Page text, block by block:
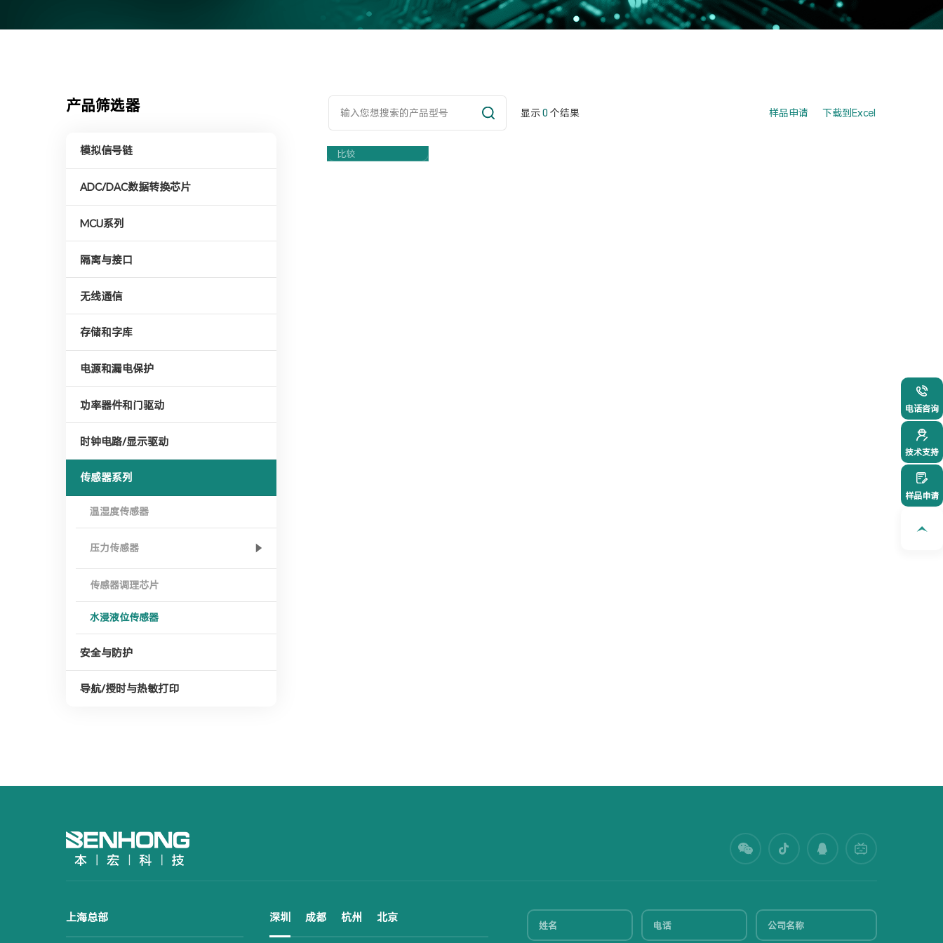
产品筛选器
模拟信号链
ADC/DAC数据转换芯片
MCU系列
隔离与接口
无线通信
存储和字库
电源和漏电保护
功率器件和门驱动
时钟电路/显示驱动
传感器系列
温湿度传感器
压力传感器
传感器调理芯片
水浸液位传感器
安全与防护
导航/授时与热敏打印
显示0 个结果 样品申请 下载到Excel
Part Number
比较
上海总部 深圳 成都 杭州 北京
电话咨询
021-
技术支持
样品申请